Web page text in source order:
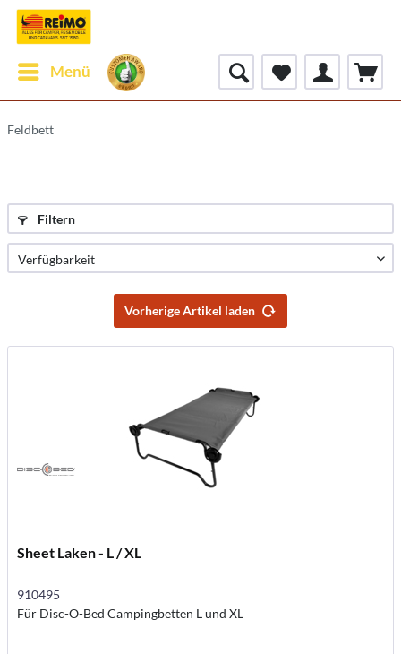
Menü
Feldbett
Filtern
Vorherige Artikel laden
Sheet Laken - L / XL
910495
Für Disc-O-Bed Campingbetten L und XL